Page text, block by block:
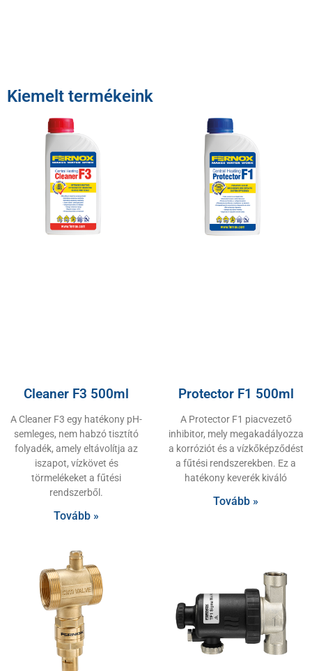
Kiemelt termékeink
Cleaner F3 500ml
A Cleaner F3 egy hatékony pH-
semleges, nem habzó tisztító
folyadék, amely eltávolítja az
iszapot, vízkövet és
törmelékeket a fűtési
rendszerből.
Tovább »
Protector F1 500ml
A Protector F1 piacvezető
inhibitor, mely megakadályozza
a korróziót és a vízkőképződést
a fűtési rendszerekben. Ez a
hatékony keverék kiváló
Tovább »